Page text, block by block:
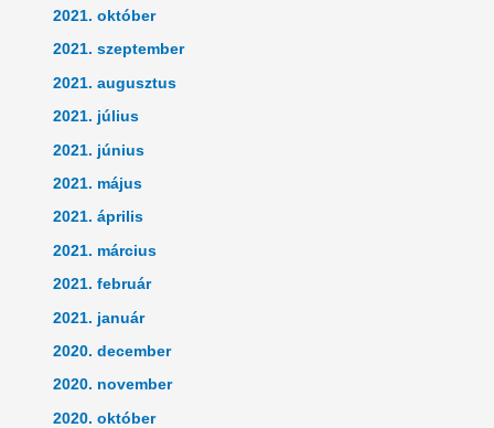
2021. október
2021. szeptember
2021. augusztus
2021. július
2021. június
2021. május
2021. április
2021. március
2021. február
2021. január
2020. december
2020. november
2020. október